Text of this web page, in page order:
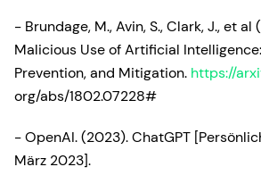
- Brundage, M., Avin, S., Clark, J., et al
Malicious Use of Artificial
Prevention, and Mitigation. https://
org/abs/1802.07228#
- OpenAI. (2023). ChatGPT
März 2023].